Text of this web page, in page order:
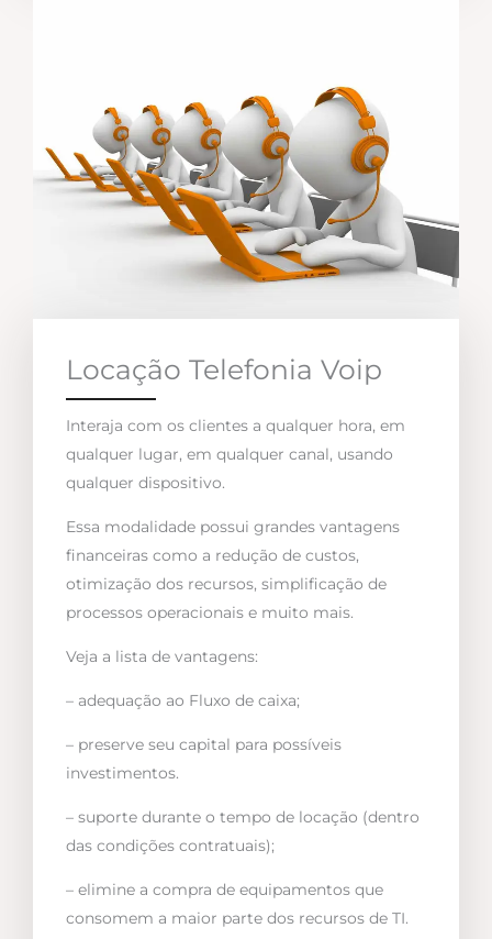
Locação Telefonia Voip
Interaja com os clientes a qualquer hora, em
qualquer lugar, em qualquer canal, usando
qualquer dispositivo.
Essa modalidade possui grandes vantagens
financeiras como a redução de custos,
otimização dos recursos, simplificação de
processos operacionais e muito mais.
Veja a lista de vantagens:
– adequação ao Fluxo de caixa;
– preserve seu capital para possíveis
investimentos.
– suporte durante o tempo de locação (dentro
das condições contratuais);
– elimine a compra de equipamentos que
consomem a maior parte dos recursos de TI.